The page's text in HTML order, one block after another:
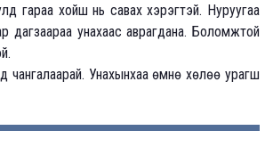
гараа хойш нь савах хэрэгтэй. Нуруугаа
унахаас аврагдана. Боломжтой
чангалаарай. Унахынхаа өмнө хөлөө урагш